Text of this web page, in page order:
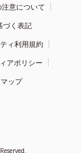
意について
づく表記
ィ利用規約
アポリシー
ップ